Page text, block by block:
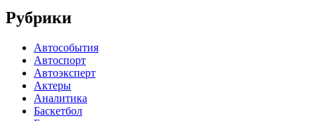
Рубрики
Автособытия
Автоспорт
Автоэксперт
Актеры
Аналитика
Баскетбол